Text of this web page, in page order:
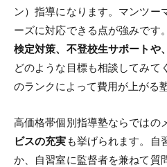
ン）指導になります。マンツー
ーズに対応できる点が強みです。
検定対策、不登校生サポートや
どのような目標も相談してみて
のランクによって費用が上がる
高価格帯個別指導塾ならではの
ビスの充実も挙げられます。自
か、自習室に監督者を兼ねて質